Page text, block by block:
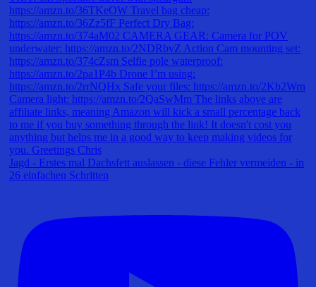
Jagd - Erstes mal Dachsfett auslassen - diese Fehler vermeiden - in
26 einfachen Schritten